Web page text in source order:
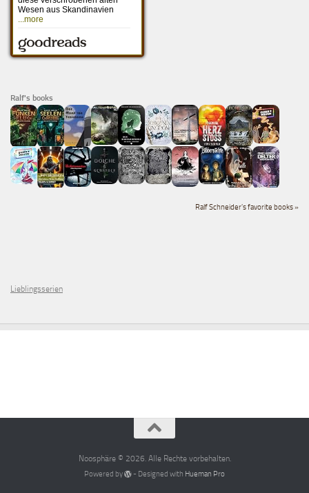
Ralf's books
Ralf Schneider's favorite books »
Lieblingsserien
Noosphäre © 2026. Alle Rechte vorbehalten.
Powered by - Designed with Hueman Pro